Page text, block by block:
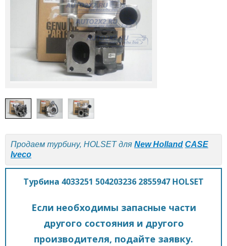
Продаем турбину, HOLSET для New Holland CASE
Iveco
Турбина 4033251 504203236 2855947 HOLSET
Если необходимы запасные части
другого состояния и другого
производителя, подайте заявку.